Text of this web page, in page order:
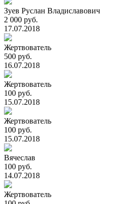
Зуев Руслан Владиславович
2 000 руб.
17.07.2018
Жертвователь
500 руб.
16.07.2018
Жертвователь
100 руб.
15.07.2018
Жертвователь
100 руб.
15.07.2018
Вячеслав
100 руб.
14.07.2018
Жертвователь